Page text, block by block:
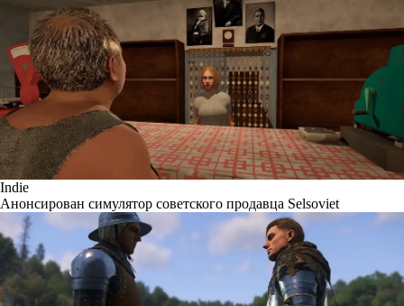
Indie
Анонсирован симулятор советского продавца Selsoviet